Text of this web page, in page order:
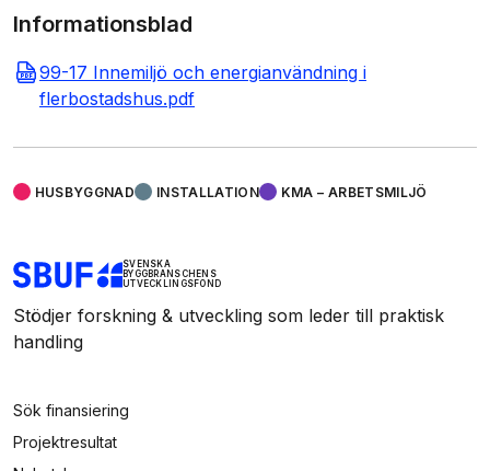
Informationsblad
99-17 Innemiljö och energianvändning i
flerbostadshus.pdf
HUSBYGGNAD INSTALLATION KMA – ARBETSMILJÖ
SVENSKA
BYGGBRANSCHENS
UTVECKLINGSFOND
Stödjer forskning & utveckling som leder till praktisk
handling
Sök finansiering
Projektresultat